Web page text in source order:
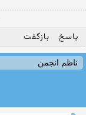
پاسخ بازگفت
ناظم انجمن